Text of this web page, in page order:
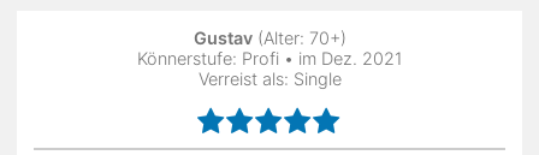
Gustav(Alter: 70+)
Könnerstufe: Profi • im Dez. 2021
Verreist als: Single